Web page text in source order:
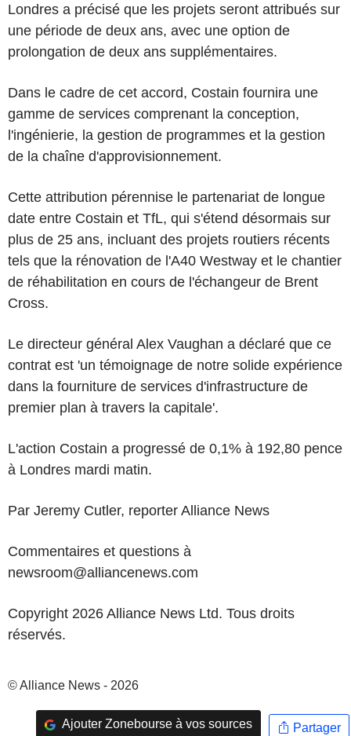
Londres a précisé que les projets seront attribués sur
une période de deux ans, avec une option de
prolongation de deux ans supplémentaires.
Dans le cadre de cet accord, Costain fournira une
gamme de services comprenant la conception,
l'ingénierie, la gestion de programmes et la gestion
de la chaîne d'approvisionnement.
Cette attribution pérennise le partenariat de longue
date entre Costain et TfL, qui s'étend désormais sur
plus de 25 ans, incluant des projets routiers récents
tels que la rénovation de l'A40 Westway et le chantier
de réhabilitation en cours de l'échangeur de Brent
Cross.
Le directeur général Alex Vaughan a déclaré que ce
contrat est 'un témoignage de notre solide expérience
dans la fourniture de services d'infrastructure de
premier plan à travers la capitale'.
L'action Costain a progressé de 0,1% à 192,80 pence
à Londres mardi matin.
Par Jeremy Cutler, reporter Alliance News
Commentaires et questions à
newsroom@alliancenews.com
Copyright 2026 Alliance News Ltd. Tous droits
réservés.
© Alliance News - 2026
Ajouter Zonebourse à vos sources Partager